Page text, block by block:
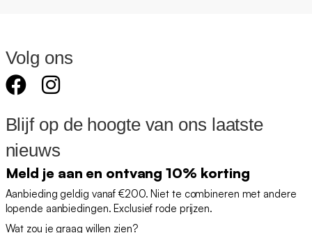
Volg ons
Blijf op de hoogte van ons laatste
nieuws
Meld je aan en ontvang 10% korting
Aanbieding geldig vanaf €200. Niet te combineren met andere
lopende aanbiedingen. Exclusief rode prijzen.
Wat zou je graag willen zien?